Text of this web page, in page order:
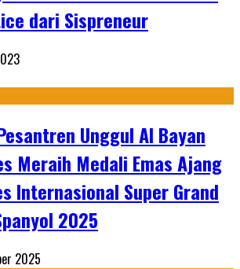
dari Sispreneur
Unggul Al Bayan
Meraih Medali Emas Ajang
Internasional Super Grand
2025
2025